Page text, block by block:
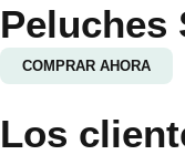
Peluches
COMPRAR AHORA
Los